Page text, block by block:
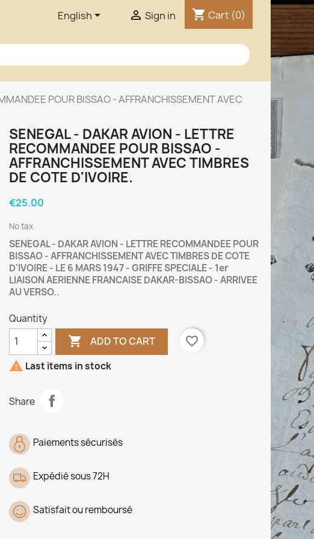
English  Sign in shopping_cart Cart (0)
POUR BISSAO - AFFRANCHISSEMENT AVEC
SENEGAL - DAKAR AVION - LETTRE
RECOMMANDEE POUR BISSAO -
AFFRANCHISSEMENT AVEC TIMBRES
DE COTE D'IVOIRE.
€25.00
No tax
SENEGAL - DAKAR AVION - LETTRE RECOMMANDEE POUR
BISSAO - AFFRANCHISSEMENT AVEC TIMBRES DE COTE
D'IVOIRE - LE 6 MARS 1947 - GRIFFE SPECIALE - 1er
LIAISON AERIENNE FRANCAISE DAKAR-BISSAO - ARRIVEE
AU VERSO..
Quantity
 ADD TO CART
favorite_border
 Last items in stock
Share
Paiements sécurisés
Expédié sous 72H
Satisfait ou remboursé